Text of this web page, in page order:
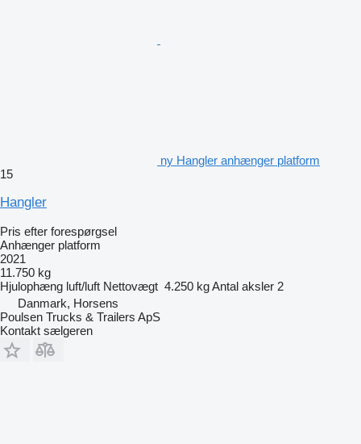
ny Hangler anhænger platform
15
Hangler
Pris efter forespørgsel
Anhænger platform
2021
11.750 kg
Hjulophæng luft/luft Nettovægt 4.250 kgAntal aksler 2
Danmark, Horsens
Poulsen Trucks & Trailers ApS
Kontakt sælgeren